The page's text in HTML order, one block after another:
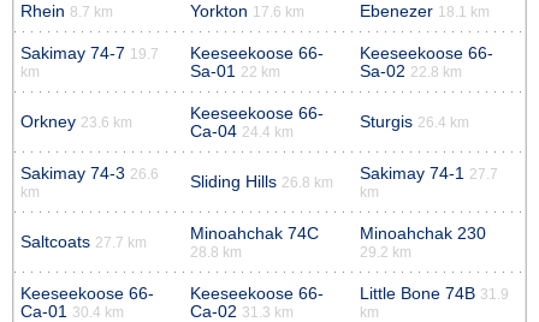
Rhein 8.7 km Yorkton 17.6 km Ebenezer 18.1 km
Sakimay 74-7 19.7
km
Keeseekoose 66-
Sa-01
22 km
Keeseekoose 66-
Sa-02 22.8 km
Orkney 23.6 km
Keeseekoose 66-
Ca-04 24.4 km
Sturgis 26.4 km
Sakimay 74-3 26.6
km
Sliding Hills 26.8 km Sakimay 74-1
27.7
km
Saltcoats 27.7 km Minoahchak 74C
28.8 km
Minoahchak 230
29.2 km
Keeseekoose 66-
Ca-01
30.4 km
Keeseekoose 66-
Ca-02 31.3 km
Little Bone 74B 31.9
km